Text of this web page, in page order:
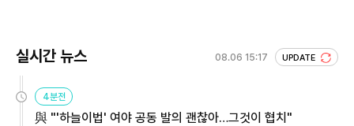
실시간 뉴스 08.06 15:17 UPDATE
4분전
與 "'하늘이법' 여야 공동 발의 괜찮아…그것이 협치"